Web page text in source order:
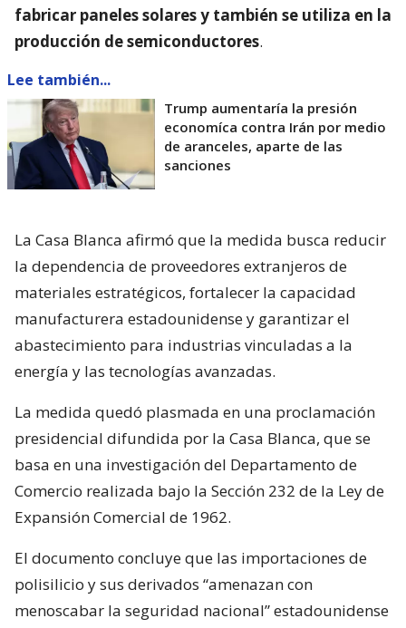
fabricar paneles solares y también se utiliza en la
producción de semiconductores.
Lee también...
Trump aumentaría la presión
economíca contra Irán por medio
de aranceles, aparte de las
sanciones
La Casa Blanca afirmó que la medida busca reducir
la dependencia de proveedores extranjeros de
materiales estratégicos, fortalecer la capacidad
manufacturera estadounidense y garantizar el
abastecimiento para industrias vinculadas a la
energía y las tecnologías avanzadas.
La medida quedó plasmada en una proclamación
presidencial difundida por la Casa Blanca, que se
basa en una investigación del Departamento de
Comercio realizada bajo la Sección 232 de la Ley de
Expansión Comercial de 1962.
El documento concluye que las importaciones de
polisilicio y sus derivados “amenazan con
menoscabar la seguridad nacional” estadounidense